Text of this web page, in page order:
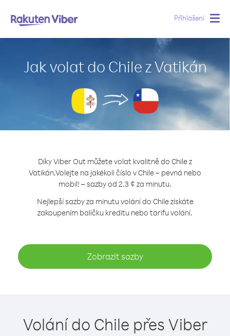
Přihlášení
Jak volat do Chile z Vatikán
Díky Viber Out můžete volat kvalitně do Chile z
Vatikán.Volejte na jakékoli číslo v Chile – pevná nebo
mobil! – sazby od 2.3 ¢ za minutu.
Nejlepší sazby za minutu volání do Chile získáte
zakoupením balíčku kreditu nebo tarifu volání.
Zobrazit sazby
Volání do Chile přes Viber